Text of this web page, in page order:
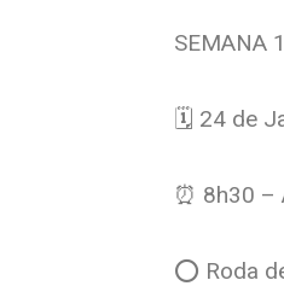
SEMANA 1
🗓️ 24 de
⏰ 8h30 –
⭕️ Roda